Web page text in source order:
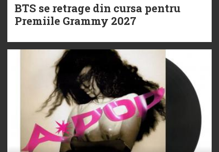
BTS se retrage din cursa pentru
Premiile Grammy 2027